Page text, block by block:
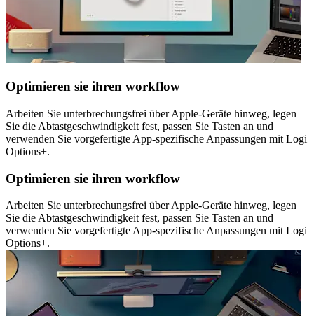
Optimieren sie ihren workflow
Arbeiten Sie unterbrechungsfrei über Apple-Geräte hinweg, legen
Sie die Abtastgeschwindigkeit fest, passen Sie Tasten an und
verwenden Sie vorgefertigte App-spezifische Anpassungen mit Logi
Options+.
Optimieren sie ihren workflow
Arbeiten Sie unterbrechungsfrei über Apple-Geräte hinweg, legen
Sie die Abtastgeschwindigkeit fest, passen Sie Tasten an und
verwenden Sie vorgefertigte App-spezifische Anpassungen mit Logi
Options+.